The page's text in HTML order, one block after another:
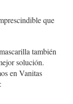
que
también
solución.
en Vanitas